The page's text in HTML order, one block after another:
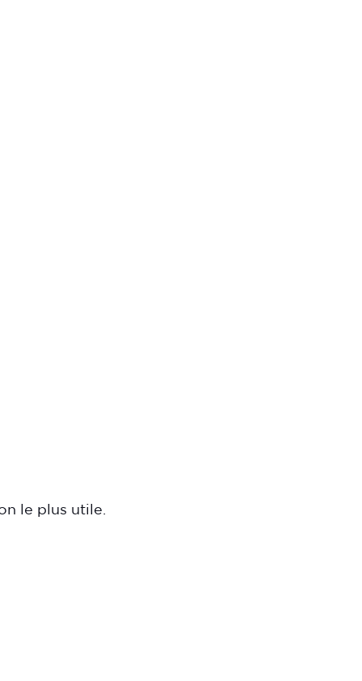
le plus utile.